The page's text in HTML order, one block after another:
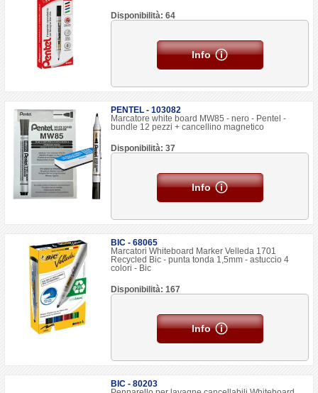
Disponibilità: 64
Info
PENTEL - 103082
Marcatore white board MW85 - nero - Pentel -
bundle 12 pezzi + cancellino magnetico
Disponibilità: 37
Info
BIC - 68065
Marcatori Whiteboard Marker Velleda 1701
Recycled Bic - punta tonda 1,5mm - astuccio 4
colori - Bic
Disponibilità: 167
Info
BIC - 80203